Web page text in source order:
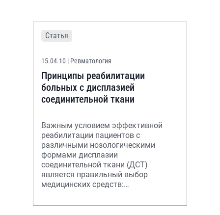
Статья
15.04.10 | Ревматология
Принципы реабилитации
больных с дисплазией
соединительной ткани
Важным условием эффективной
реабилитации пациентов с
различными нозологическими
формами дисплазии
соединительной ткани (ДСТ)
является правильный выбор
медицинских средств:
медикаментозных либо